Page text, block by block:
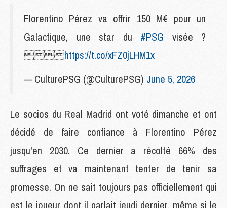
Florentino Pérez va offrir 150 M€ pour un
Galactique, une star du #PSG visée ?
https://t.co/xFZ0jLHM1x
— CulturePSG (@CulturePSG) June 5, 2026
Le socios du Real Madrid ont voté dimanche et ont
décidé de faire confiance à Florentino Pérez
jusqu'en 2030. Ce dernier a récolté 66% des
suffrages et va maintenant tenter de tenir sa
promesse. On ne sait toujours pas officiellement qui
est le joueur dont il parlait jeudi dernier, même si le